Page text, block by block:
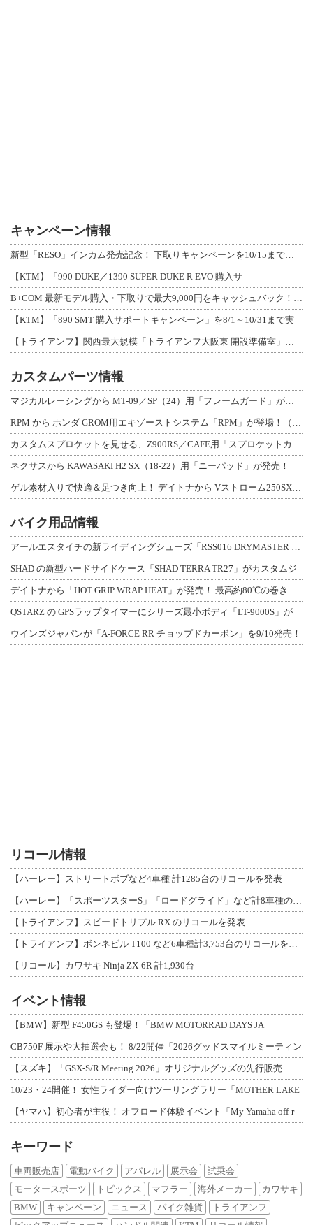
キャンペーン情報
新型「RESO」インカム発売記念！ 下取りキャンペーンを10/15まで延長して開
【KTM】「990 DUKE／1390 SUPER DUKE R EVO 購入サ
B+COM 最新モデル購入・下取りで最大9,000円をキャッシュバック！「B+F
【KTM】「890 SMT 購入サポートキャンペーン」を8/1～10/31まで実
【トライアンフ】関西最大規模「トライアンフ大阪東 開設準備室」がオープン！ 限定
カスタムパーツ情報
マジカルレーシングから MT-09／SP（24）用「フレームガード」が登場！
RPM から ホンダ GROM用エキゾーストシステム「RPM」が登場！（動画あり
カスタムスプロケットを見せる、Z900RS／CAFE用「スプロケットカバーフルキ
ネクサスから KAWASAKI H2 SX（18-22）用「ニーパッド」が発売！
ゲル素材入りで快適＆足つき向上！ デイトナから Vストローム250SX用「快適ロ
バイク用品情報
アールエスタイチの新ライディングシューズ「RSS016 DRYMASTER スト
SHAD の新型ハードサイドケース「SHAD TERRA TR27」がカスタムジ
デイトナから「HOT GRIP WRAP HEAT」が発売！ 最高約80℃の巻き
QSTARZ の GPSラップタイマーにシリーズ最小ボディ「LT-9000S」が
ウインズジャパンが「A-FORCE RR チョップドカーボン」を9/10発売！
リコール情報
【ハーレー】ストリートボブなど4車種 計1285台のリコールを発表
【ハーレー】「スポーツスターS」「ロードグライド」など計8車種のリコールを発表
【トライアンフ】スピードトリプル RX のリコールを発表
【トライアンフ】ボンネビル T100 など6車種計3,753台のリコールを発表
【リコール】カワサキ Ninja ZX-6R 計1,930台
イベント情報
【BMW】新型 F450GS も登場！「BMW MOTORRAD DAYS JA
CB750F 展示や大抽選会も！ 8/22開催「2026グッドスマイルミーティン
【スズキ】「GSX-S/R Meeting 2026」オリジナルグッズの先行販売
10/23・24開催！ 女性ライダー向けツーリングラリー「MOTHER LAKE
【ヤマハ】初心者が主役！ オフロード体験イベント「My Yamaha off-r
キーワード
車両販売店 電動バイク アパレル 展示会
試乗会
モータースポーツ
トピックス マフラー 海外メーカー
カワサキ
BMW
キャンペーン ニュース バイク雑貨
トライアンフ